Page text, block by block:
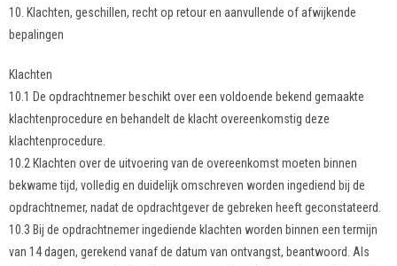
10. Klachten, geschillen, recht op retour en aanvullende of afwijkende
bepalingen
Klachten
10.1 De opdrachtnemer beschikt over een voldoende bekend gemaakte
klachtenprocedure en behandelt de klacht overeenkomstig deze
klachtenprocedure.
10.2 Klachten over de uitvoering van de overeenkomst moeten binnen
bekwame tijd, volledig en duidelijk omschreven worden ingediend bij de
opdrachtnemer, nadat de opdrachtgever de gebreken heeft geconstateerd.
10.3 Bij de opdrachtnemer ingediende klachten worden binnen een termijn
van 14 dagen, gerekend vanaf de datum van ontvangst, beantwoord. Als